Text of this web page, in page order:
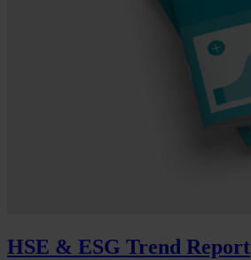
HSE & ESG Trend Report